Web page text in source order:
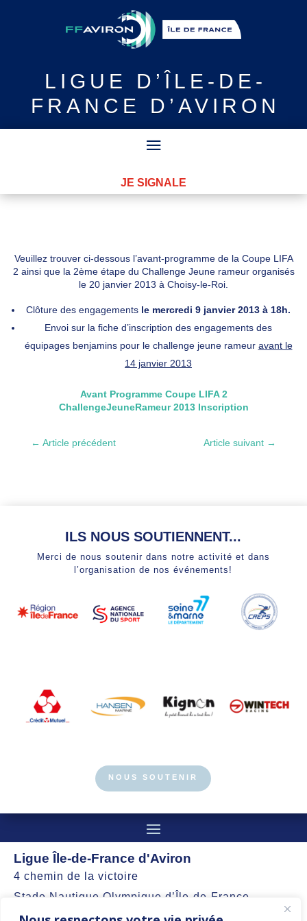
LIGUE
D’ÎLE-DE-
FRANCE D’AVIRON
JE SIGNALE
Veuillez trouver ci-dessous l’avant-programme de la Coupe LIFA
2 ainsi que la 2ème étape du Challenge Jeune rameur organisés
le 20 janvier 2013 à Choisy-le-Roi.
Clôture des engagements le mercredi 9 janvier 2013 à 18h.
Envoi sur la fiche d’inscription des engagements des
équipages benjamins pour le challenge jeune rameur avant le
14 janvier 2013
Avant Programme Coupe LIFA 2
ChallengeJeuneRameur 2013 Inscription
← Article précédent Article suivant →
ILS NOUS SOUTIENNENT...
Merci de nous soutenir dans notre activité et dans
l’organisation de nos événements!
NOUS SOUTENIR
Ligue Île-de-France d'Aviron
4 chemin de la victoire
Stade Nautique Olympique d’Île-de-France
77360 Vaires-sur-Marne